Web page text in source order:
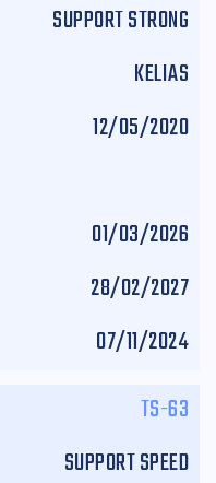
SUPPORT STRONG
KELIAS
12/05/2020
01/03/2026
28/02/2027
07/11/2024
TS-63
SUPPORT SPEED